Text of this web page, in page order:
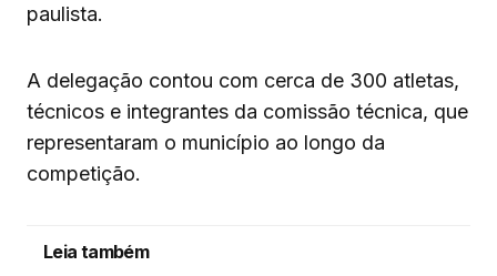
paulista.
A delegação contou com cerca de 300 atletas,
técnicos e integrantes da comissão técnica, que
representaram o município ao longo da
competição.
Leia também